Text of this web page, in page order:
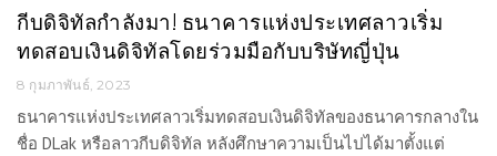
กีบดิจิทัลกำลังมา! ธนาคารแห่งประเทศลาวเริ่ม
ทดสอบเงินดิจิทัลโดยร่วมมือกับบริษัทญี่ปุ่น
8 กุมภาพันธ์, 2023
ธนาคารแห่งประเทศลาวเริ่มทดสอบเงินดิจิทัลของธนาคารกลางใน
ชื่อ DLak หรือลาวกีบดิจิทัล หลังศึกษาความเป็นไปได้มาตั้งแต่